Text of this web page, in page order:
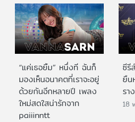
“แค่เธอยิ้ม” หนึ่งที ฉันก็
มองเห็นอนาคตที่เราจะอยู่
ด้วยกันอีกหลายปี เพลง
ใหม่สดใสน่ารักจาก
paiiinntt
ซีรี
ยืน
รา
18